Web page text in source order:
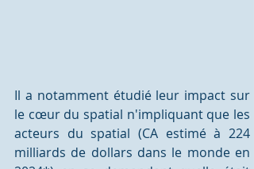
Il a notamment étudié leur impact sur
le cœur du spatial n'impliquant que les
acteurs du spatial (CA estimé à 224
milliards de dollars dans le monde en